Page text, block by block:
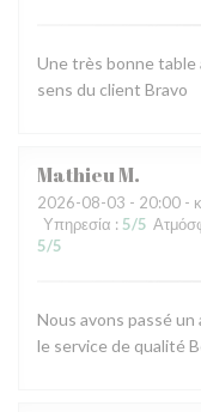
Une très bonne table
sens du client Bravo
MathieuM
2026-08-03 - 20:00 -
Υπηρεσία : 5/5
5/5
Nous avons passé
le service de qualité